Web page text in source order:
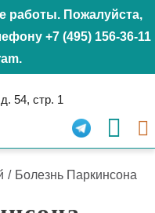
работы. Пожалуйста,
+7 (495) 156-36-11
.
54, стр. 1
/ Болезнь Паркинсона